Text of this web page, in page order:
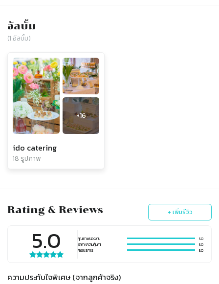
อัลบั้ม
(1 อัลบั้ม)
+16
ido catering
18 รูปภาพ
Rating & Reviews + เพิ่มรีวิว
5.0 คุณภาพของงาน
5.0
ราคา (ความคุ้มค่า)
5.0
การบริการ
5.0
ความประทับใจพิเศษ (จากลูกค้าจริง)